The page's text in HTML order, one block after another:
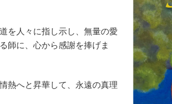
を人々に指し示し、無量の愛
師に、心から感謝を捧げま
熱へと昇華して、永遠の真理